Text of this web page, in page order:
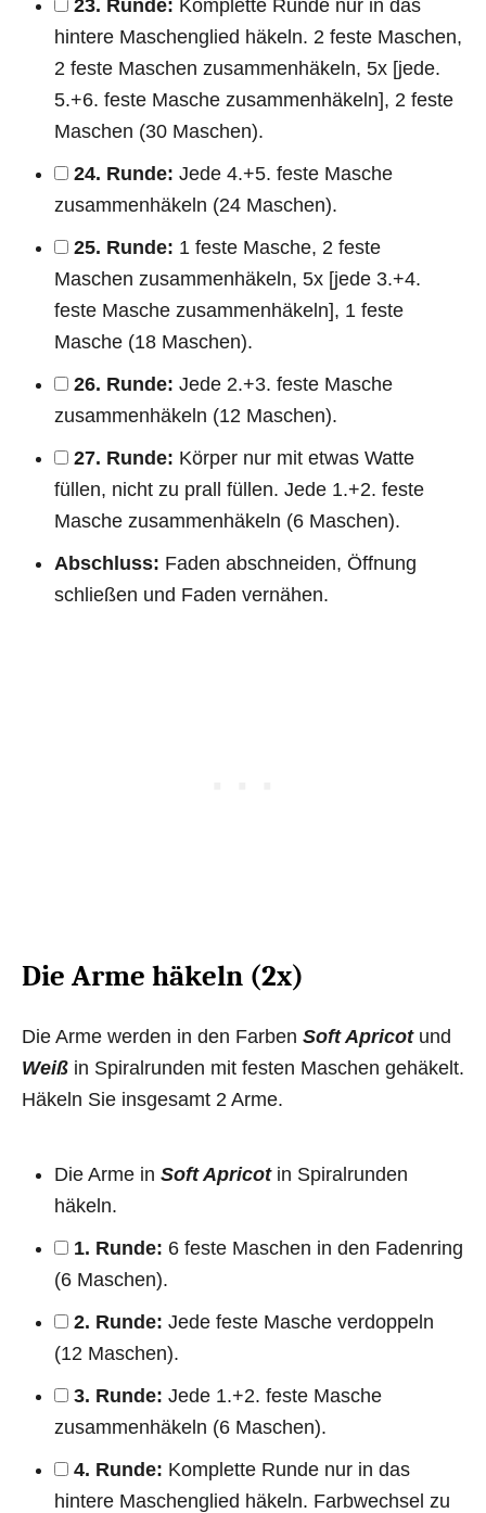
23. Runde: Komplette Runde nur in das
hintere Maschenglied häkeln. 2 feste Maschen,
2 feste Maschen zusammenhäkeln, 5x [jede.
5.+6. feste Masche zusammenhäkeln], 2 feste
Maschen (30 Maschen).
24. Runde: Jede 4.+5. feste Masche
zusammenhäkeln (24 Maschen).
25. Runde: 1 feste Masche, 2 feste
Maschen zusammenhäkeln, 5x [jede 3.+4.
feste Masche zusammenhäkeln], 1 feste
Masche (18 Maschen).
26. Runde: Jede 2.+3. feste Masche
zusammenhäkeln (12 Maschen).
27. Runde: Körper nur mit etwas Watte
füllen, nicht zu prall füllen. Jede 1.+2. feste
Masche zusammenhäkeln (6 Maschen).
Abschluss: Faden abschneiden, Öffnung
schließen und Faden vernähen.
Die Arme häkeln (2x)
Die Arme werden in den Farben Soft Apricotund
Weiß in Spiralrunden mit festen Maschen gehäkelt.
Häkeln Sie insgesamt 2 Arme.
Die Arme in Soft Apricotin Spiralrunden
häkeln.
1. Runde: 6 feste Maschen in den Fadenring
(6 Maschen).
2. Runde: Jede feste Masche verdoppeln
(12 Maschen).
3. Runde: Jede 1.+2. feste Masche
zusammenhäkeln (6 Maschen).
4. Runde: Komplette Runde nur in das
hintere Maschenglied häkeln. Farbwechsel zu